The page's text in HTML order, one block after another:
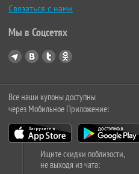
Связаться с нами
Мы в Соцсетях
Все наши купоны доступны
через Мобильное Приложение:
Ищите скидки поблизости,
не выходя из чата: